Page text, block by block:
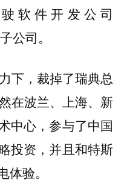
软件开发公司
公司。
下，裁掉了瑞典总
在波兰、上海、新
中心，参与了中国
投资，并且和特斯
验。